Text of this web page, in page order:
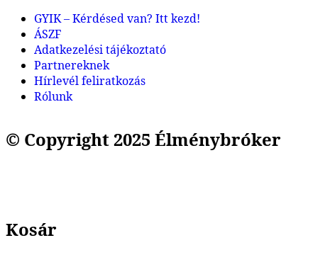
GYIK – Kérdésed van? Itt kezd!
ÁSZF
Adatkezelési tájékoztató
Partnereknek
Hírlevél feliratkozás
Rólunk
© Copyright 2025 Élménybróker
Kosár